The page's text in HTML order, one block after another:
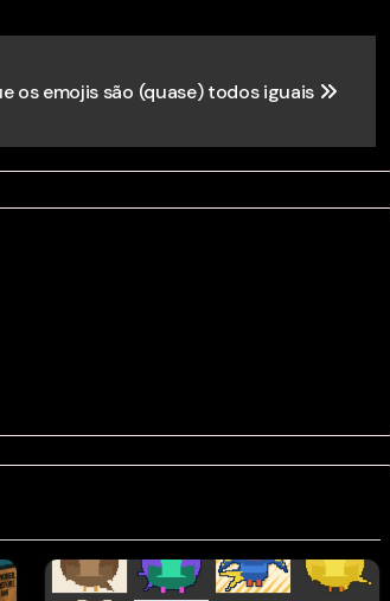
os emojis são (quase) todos iguais